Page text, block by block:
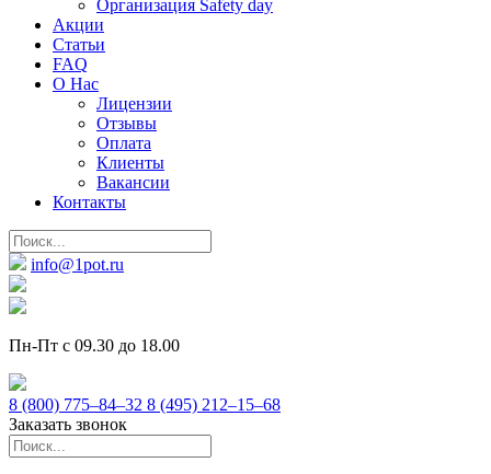
Организация Safety day
Акции
Статьи
FAQ
О Нас
Лицензии
Отзывы
Оплата
Клиенты
Вакансии
Контакты
info@1pot.ru
Пн-Пт с 09.30 до 18.00
8 (800) 775–84–32 8 (495) 212–15–68
Заказать звонок